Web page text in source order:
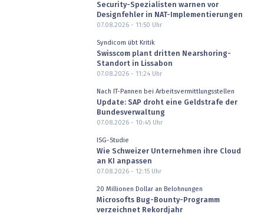
Security-Spezialisten warnen vor
Designfehler in NAT-Implementierungen
07.08.2026 - 11:50 Uhr
Syndicom übt Kritik
Swisscom plant dritten Nearshoring-
Standort in Lissabon
07.08.2026 - 11:24Uhr
Nach IT-Pannen bei Arbeitsvermittlungsstellen
Update: SAP droht eine Geldstrafe der
Bundesverwaltung
07.08.2026 - 10:45Uhr
ISG-Studie
Wie Schweizer Unternehmen ihre Cloud
an KI anpassen
07.08.2026 - 12:15Uhr
20 Millionen Dollar an Belohnungen
Microsofts Bug-Bounty-Programm
verzeichnet Rekordjahr